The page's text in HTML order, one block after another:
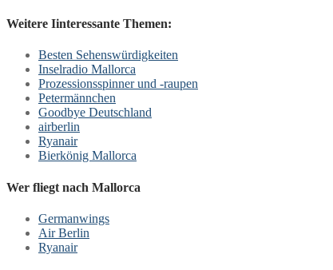
Weitere Iinteressante Themen:
Besten Sehenswürdigkeiten
Inselradio Mallorca
Prozessionsspinner und -raupen
Petermännchen
Goodbye Deutschland
airberlin
Ryanair
Bierkönig Mallorca
Wer fliegt nach Mallorca
Germanwings
Air Berlin
Ryanair